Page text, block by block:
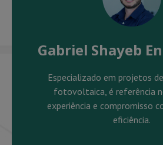
Gabriel Shayeb
Especializado em projetos
fotovoltaica, é referência
experiência e compromisso
eficiência.